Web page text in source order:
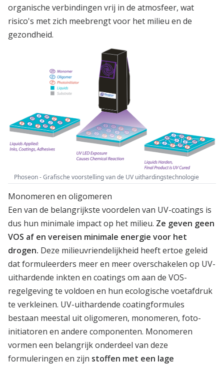
organische verbindingen vrij in de atmosfeer, wat
risico's met zich meebrengt voor het milieu en de
gezondheid.
Phoseon - Grafische voorstelling van de UV uithardingstechnologie
Monomeren en oligomeren
Een van de belangrijkste voordelen van UV-coatings is
dus hun minimale impact op het milieu. Ze geven geen
VOS af en vereisen minimale energie voor het
drogen. Deze milieuvriendelijkheid heeft ertoe geleid
dat formuleerders meer en meer overschakelen op UV-
uithardende inkten en coatings om aan de VOS-
regelgeving te voldoen en hun ecologische voetafdruk
te verkleinen. UV-uithardende coatingformules
bestaan meestal uit oligomeren, monomeren, foto-
initiatoren en andere componenten. Monomeren
vormen een belangrijk onderdeel van deze
formuleringen en zijn stoffen met een lage